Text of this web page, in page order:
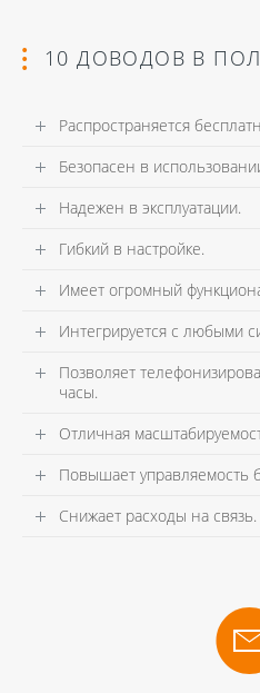
10 ДОВОДОВ В
Распространяется
Безопасен в
Надежен в эксплуатации.
Гибкий в настройке.
Имеет огромный
Интегрируется с любыми
Позволяет
часы.
Отличная
Повышает управляемость
Снижает расходы на связь.